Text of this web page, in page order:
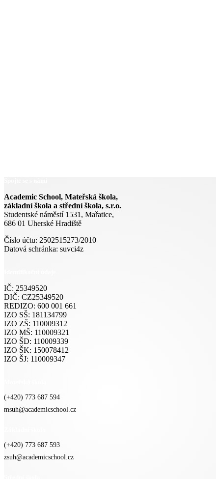
Academic School, Mateřská škola,
základní škola a střední škola, s.r.o.
Studentské náměstí 1531, Mařatice,
686 01 Uherské Hradiště
Číslo účtu: 2502515273/2010
Datová schránka: suvci4z
IČ: 25349520
DIČ: CZ25349520
REDIZO: 600 001 661
IZO SŠ: 181134799
IZO ZŠ: 110009312
IZO MŠ: 110009321
IZO ŠD: 110009339
IZO ŠK: 150078412
IZO ŠJ: 110009347
(+420) 773 687 594
msuh@academicschool.cz
(+420) 773 687 593
zsuh@academicschool.cz